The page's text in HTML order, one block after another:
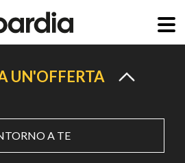
UN'OFFERTA
A TE